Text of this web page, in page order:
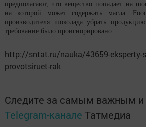
предполагают, что вещество попадает на
на которой может содержать масла.
производителя шоколада убрать
требование было проигнорировано.
http://sntat.ru/nauka/43659-eksperty-
provotsiruet-rak
Следите за самым важным и
Telegram-канале Татмедиа